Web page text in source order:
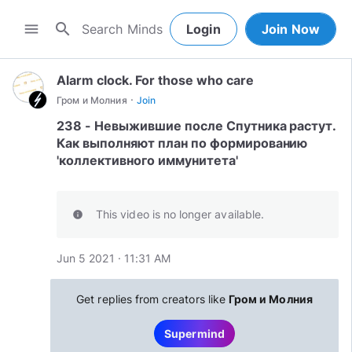
menu search Login Join Now
Alarm clock. For those who care
Гром и Молния · Join
238 - Невыжившие после Спутника растут.
Как выполняют план по формированию
'коллективного иммунитета'
info This video is no longer available.
Jun 5 2021 · 11:31 AM
Get replies from creators like Гром и Молния
Supermind